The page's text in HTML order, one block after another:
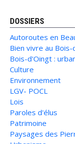
DOSSIERS
Autoroutes en
Bien vivre au
Bois-d'Oingt :
Culture
Environnement
LGV- POCL
Lois
Paroles d'élus
Patrimoine
Paysages des